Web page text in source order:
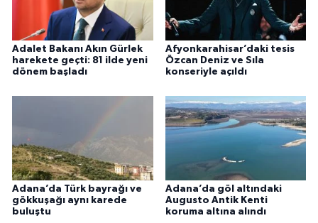
Adalet Bakanı Akın Gürlek
harekete geçti: 81 ilde yeni
dönem başladı
Afyonkarahisar’daki tesis
Özcan Deniz ve Sıla
konseriyle açıldı
Adana’da Türk bayrağı ve
gökkuşağı aynı karede
buluştu
Adana’da göl altındaki
Augusto Antik Kenti
koruma altına alındı